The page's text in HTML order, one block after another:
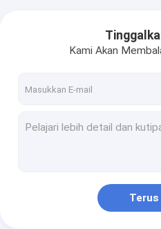
Mesin Kotak Makan Siang
Mesin Pengemasan
Mesin Pembuat Piring
Kami Akan
Terus